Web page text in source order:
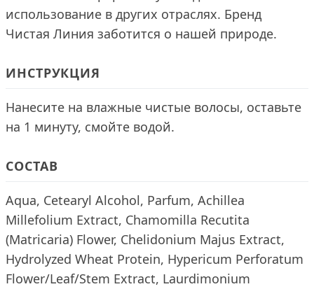
использование в других отраслях. Бренд
Чистая Линия заботится о нашей природе.
ИНСТРУКЦИЯ
Нанесите на влажные чистые волосы, оставьте
на 1 минуту, смойте водой.
СОСТАВ
Aqua, Cetearyl Alcohol, Parfum, Achillea
Millefolium Extract, Chamomilla Recutita
(Matricaria) Flower, Chelidonium Majus Extract,
Hydrolyzed Wheat Protein, Hypericum Perforatum
Flower/Leaf/Stem Extract, Laurdimonium